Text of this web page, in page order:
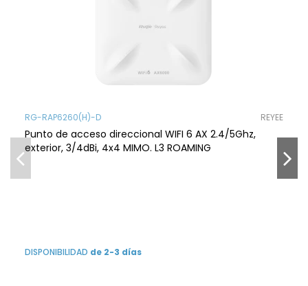
RG-RAP6260(H)-D REYEE
Punto de acceso direccional WIFI 6 AX 2.4/5Ghz,
exterior, 3/4dBi, 4x4 MIMO. L3 ROAMING
DISPONIBILIDAD de 2-3 días